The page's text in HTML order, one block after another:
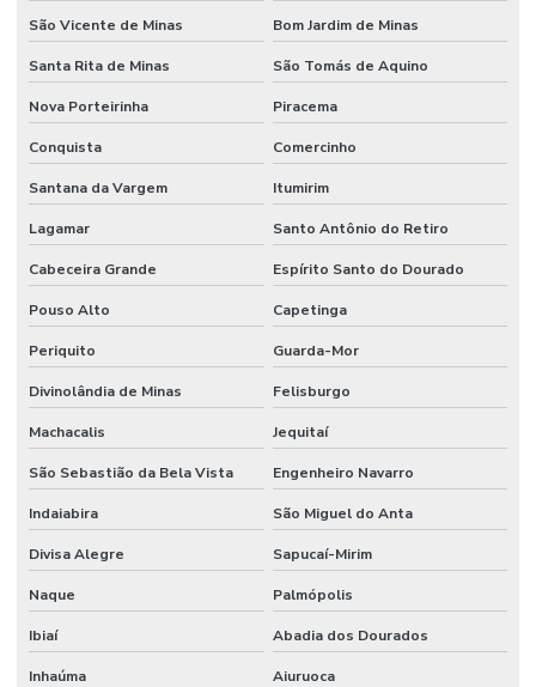
São Vicente de Minas Bom Jardim de Minas
Santa Rita de Minas São Tomás de Aquino
Nova Porteirinha Piracema
Conquista Comercinho
Santana da Vargem Itumirim
Lagamar Santo Antônio do Retiro
Cabeceira Grande Espírito Santo do Dourado
Pouso Alto Capetinga
Periquito Guarda-Mor
Divinolândia de Minas Felisburgo
Machacalis Jequitaí
São Sebastião da Bela Vista Engenheiro Navarro
Indaiabira São Miguel do Anta
Divisa Alegre Sapucaí-Mirim
Naque Palmópolis
Ibiaí Abadia dos Dourados
Inhaúma Aiuruoca